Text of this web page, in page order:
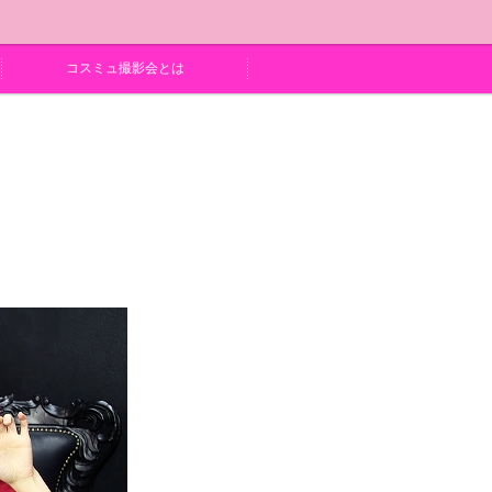
コスミュ撮影会とは